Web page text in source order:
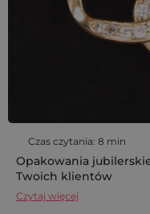
Czas czytania: 8 min
Opakowania
Twoich klientów
Czytaj więcej